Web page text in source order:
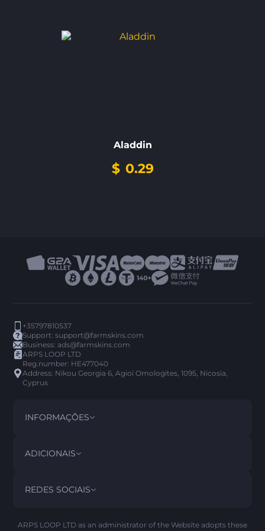
Aladdin
$ 0.29
+35797810537
Support:support@farmskins.com
Business:ads@farmskins.com
ARPS LOOP LTD
Reg.number: HE477040
Address: Nikou Georgia 6, Agioi Omologites, 1095, Nicosia,
Cyprus
INFORMAÇÕES
TERMOS E CONDIÇÕES
POLITICA DE REEMBOLSO
ADICIONAIS
FAQ
REDES SOCIAIS
ARPS LOOP LTD as an administrator of the Website adopts these